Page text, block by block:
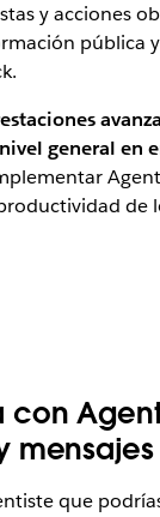
y acciones
pública
general en
de
con
que